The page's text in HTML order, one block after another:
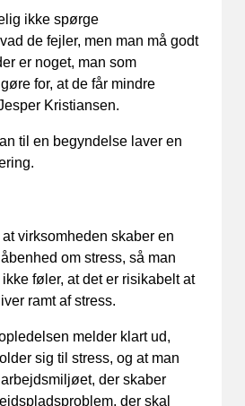
ikke spørge
de fejler, men man må godt
er noget, man som
for, at de får mindre
Kristiansen.
til en begyndelse laver en
virksomheden skaber en
om stress, så man
føler, at det er risikabelt at
ramt af stress.
melder klart ud,
sig til stress, og at man
der skaber
der skal